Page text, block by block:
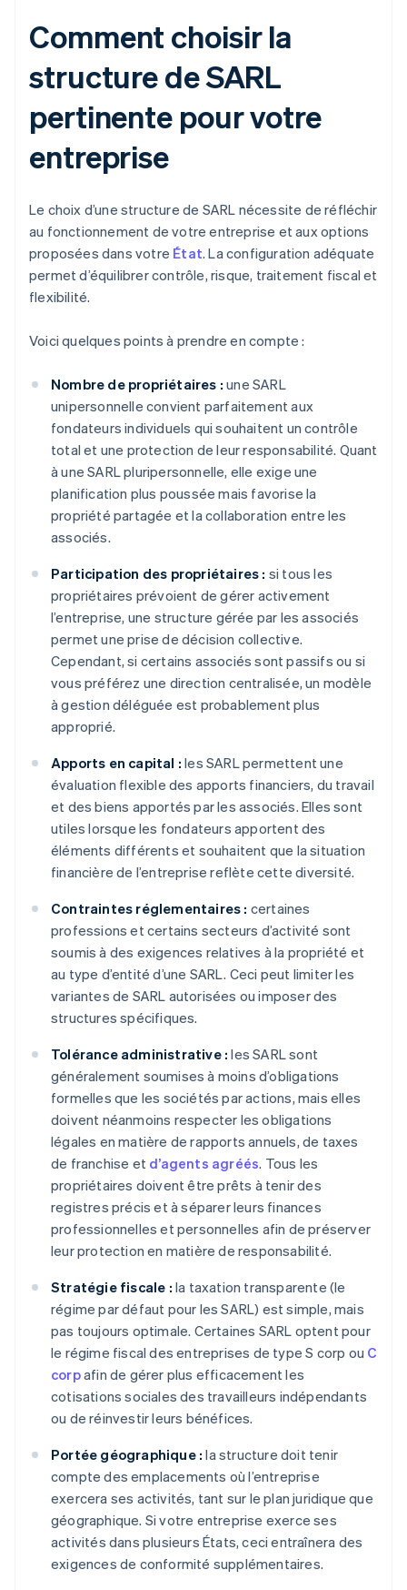
Comment choisir la
structure de SARL
pertinente pour votre
entreprise
Le choix d’une structure de SARL nécessite de réfléchir
au fonctionnement de votre entreprise et aux options
proposées dans votre État. La configuration adéquate
permet d’équilibrer contrôle, risque, traitement fiscal et
flexibilité.
Voici quelques points à prendre en compte :
Nombre de propriétaires : une SARL
unipersonnelle convient parfaitement aux
fondateurs individuels qui souhaitent un contrôle
total et une protection de leur responsabilité. Quant
à une SARL pluripersonnelle, elle exige une
planification plus poussée mais favorise la
propriété partagée et la collaboration entre les
associés.
Participation des propriétaires : si tous les
propriétaires prévoient de gérer activement
l’entreprise, une structure gérée par les associés
permet une prise de décision collective.
Cependant, si certains associés sont passifs ou si
vous préférez une direction centralisée, un modèle
à gestion déléguée est probablement plus
approprié.
Apports en capital : les SARL permettent une
évaluation flexible des apports financiers, du travail
et des biens apportés par les associés. Elles sont
utiles lorsque les fondateurs apportent des
éléments différents et souhaitent que la situation
financière de l’entreprise reflète cette diversité.
Contraintes réglementaires : certaines
professions et certains secteurs d’activité sont
soumis à des exigences relatives à la propriété et
au type d’entité d’une SARL. Ceci peut limiter les
variantes de SARL autorisées ou imposer des
structures spécifiques.
Tolérance administrative : les SARL sont
généralement soumises à moins d’obligations
formelles que les sociétés par actions, mais elles
doivent néanmoins respecter les obligations
légales en matière de rapports annuels, de taxes
de franchise et d’agents agréés. Tous les
propriétaires doivent être prêts à tenir des
registres précis et à séparer leurs finances
professionnelles et personnelles afin de préserver
leur protection en matière de responsabilité.
Stratégie fiscale : la taxation transparente (le
régime par défaut pour les SARL) est simple, mais
pas toujours optimale. Certaines SARL optent pour
le régime fiscal des entreprises de type S corp ou C
corpafin de gérer plus efficacement les
cotisations sociales des travailleurs indépendants
ou de réinvestir leurs bénéfices.
Portée géographique : la structure doit tenir
compte des emplacements où l’entreprise
exercera ses activités, tant sur le plan juridique que
géographique. Si votre entreprise exerce ses
activités dans plusieurs États, ceci entraînera des
exigences de conformité supplémentaires.